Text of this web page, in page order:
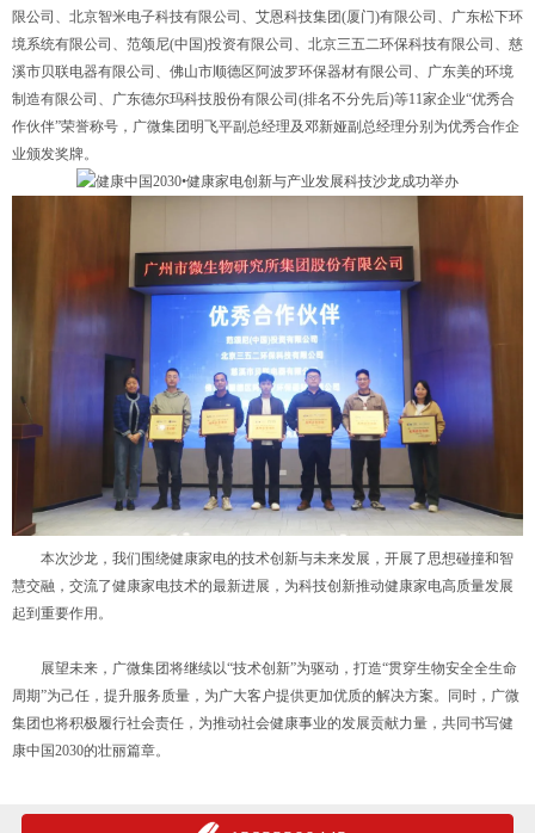
限公司、北京智米电子科技有限公司、艾恩科技集团(厦门)有限公司、广东松下环
境系统有限公司、范颂尼(中国)投资有限公司、北京三五二环保科技有限公司、慈
溪市贝联电器有限公司、佛山市顺德区阿波罗环保器材有限公司、广东美的环境
制造有限公司、广东德尔玛科技股份有限公司(排名不分先后)等11家企业“优秀合
作伙伴”荣誉称号，广微集团明飞平副总经理及邓新娅副总经理分别为优秀合作企
业颁发奖牌。
本次沙龙，我们围绕健康家电的技术创新与未来发展，开展了思想碰撞和智
慧交融，交流了健康家电技术的最新进展，为科技创新推动健康家电高质量发展
起到重要作用。
展望未来，广微集团将继续以“技术创新”为驱动，打造“贯穿生物安全全生命
周期”为己任，提升服务质量，为广大客户提供更加优质的解决方案。同时，广微
集团也将积极履行社会责任，为推动社会健康事业的发展贡献力量，共同书写健
康中国2030的壮丽篇章。